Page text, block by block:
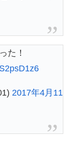
た！
2017年4月11